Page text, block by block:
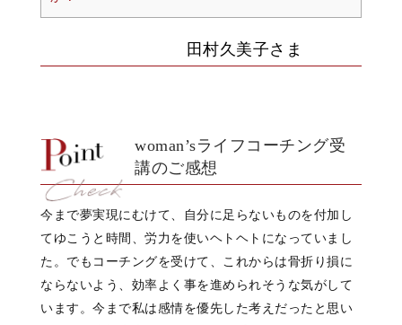
田村久美子さま
woman’sライフコーチング受
講のご感想
今まで夢実現にむけて、自分に足らないものを付加し
てゆこうと時間、労力を使いヘトヘトになっていまし
た。でもコーチングを受けて、これからは骨折り損に
ならないよう、効率よく事を進められそうな気がして
います。今まで私は感情を優先した考えだったと思い